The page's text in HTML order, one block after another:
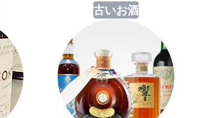
古いお酒